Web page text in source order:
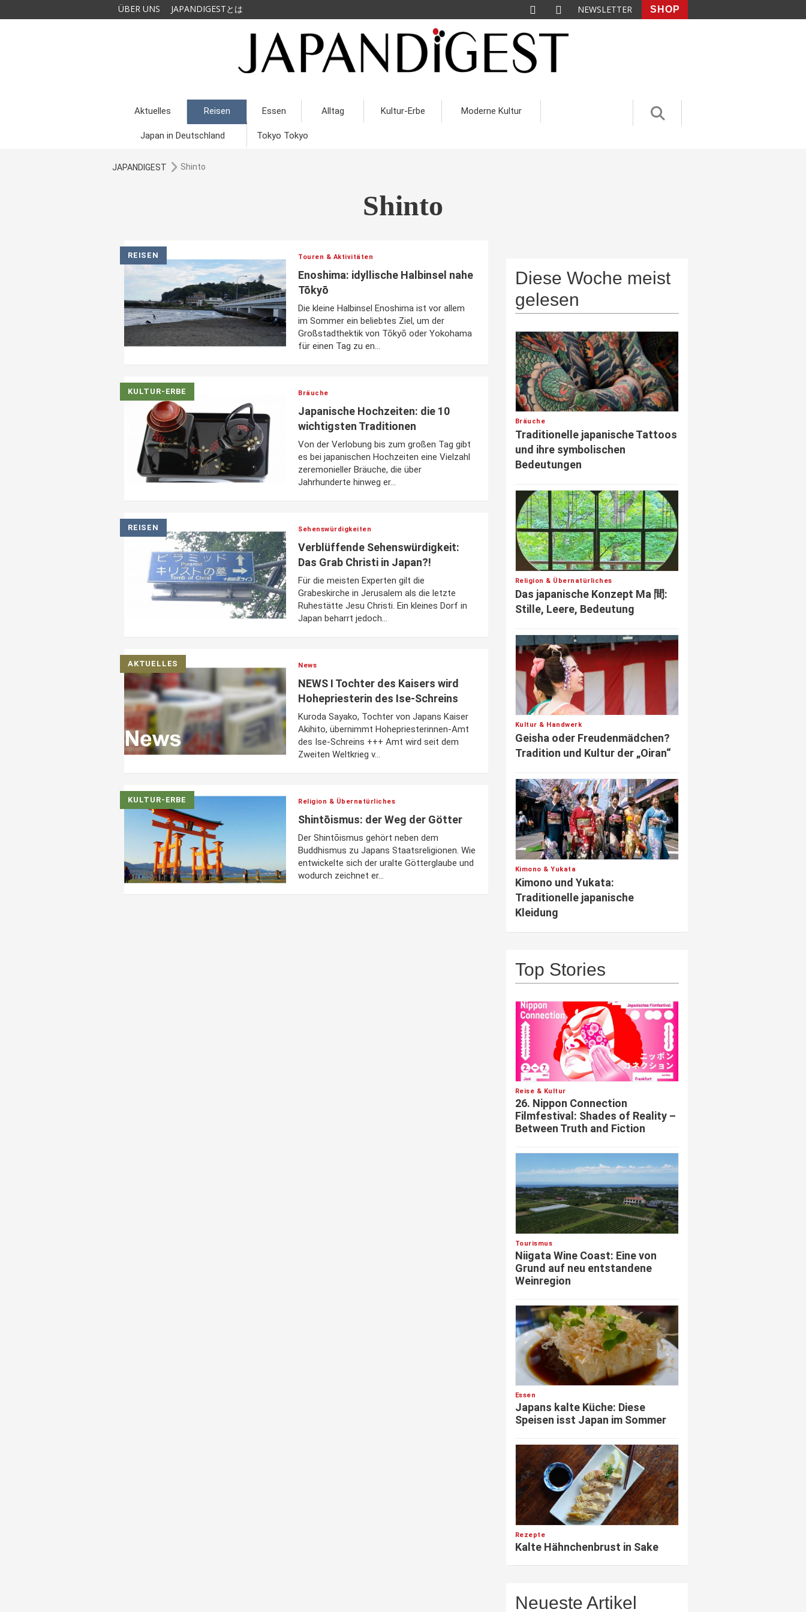
ÜBER UNS JAPANDIGESTとは NEWSLETTER SHOP
Aktuelles Reisen Essen Alltag Kultur-Erbe Moderne Kultur
Japan in Deutschland Tokyo Tokyo
JAPANDIGEST Shinto
Shinto
REISEN Touren & Aktivitäten
Enoshima: idyllische Halbinsel nahe
Tōkyō
Die kleine Halbinsel Enoshima ist vor allem
im Sommer ein beliebtes Ziel, um der
Großstadthektik von Tōkyō oder Yokohama
für einen Tag zu en...
KULTUR-ERBE Bräuche
Japanische Hochzeiten: die 10
wichtigsten Traditionen
Von der Verlobung bis zum großen Tag gibt
es bei japanischen Hochzeiten eine Vielzahl
zeremonieller Bräuche, die über
Jahrhunderte hinweg er...
REISEN Sehenswürdigkeiten
Verblüffende Sehenswürdigkeit:
Das Grab Christi in Japan?!
Für die meisten Experten gilt die
Grabeskirche in Jerusalem als die letzte
Ruhestätte Jesu Christi. Ein kleines Dorf in
Japan beharrt jedoch...
AKTUELLES News
NEWS I Tochter des Kaisers wird
Hohepriesterin des Ise-Schreins
Kuroda Sayako, Tochter von Japans Kaiser
Akihito, übernimmt Hohepriesterinnen-Amt
des Ise-Schreins +++ Amt wird seit dem
Zweiten Weltkrieg v...
KULTUR-ERBE Religion & Übernatürliches
Shintōismus: der Weg der Götter
Der Shintōismus gehört neben dem
Buddhismus zu Japans Staatsreligionen. Wie
entwickelte sich der uralte Götterglaube und
wodurch zeichnet er...
Diese Woche meist
gelesen
Bräuche
Traditionelle japanische Tattoos
und ihre symbolischen
Bedeutungen
Religion & Übernatürliches
Das japanische Konzept Ma 間:
Stille, Leere, Bedeutung
Kultur & Handwerk
Geisha oder Freudenmädchen?
Tradition und Kultur der „Oiran“
Kimono & Yukata
Kimono und Yukata:
Traditionelle japanische
Kleidung
Top Stories
Reise & Kultur
26. Nippon Connection
Filmfestival: Shades of Reality –
Between Truth and Fiction
Tourismus
Niigata Wine Coast: Eine von
Grund auf neu entstandene
Weinregion
Essen
Japans kalte Küche: Diese
Speisen isst Japan im Sommer
Rezepte
Kalte Hähnchenbrust in Sake
Neueste Artikel